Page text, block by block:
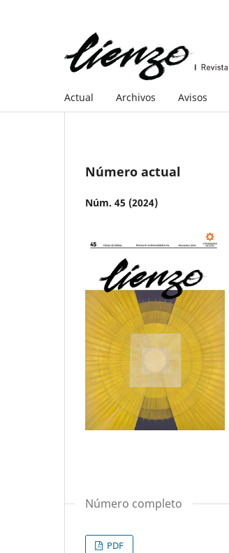
Actual Archivos Avisos
Número actual
Núm. 45 (2024)
Número completo
PDF